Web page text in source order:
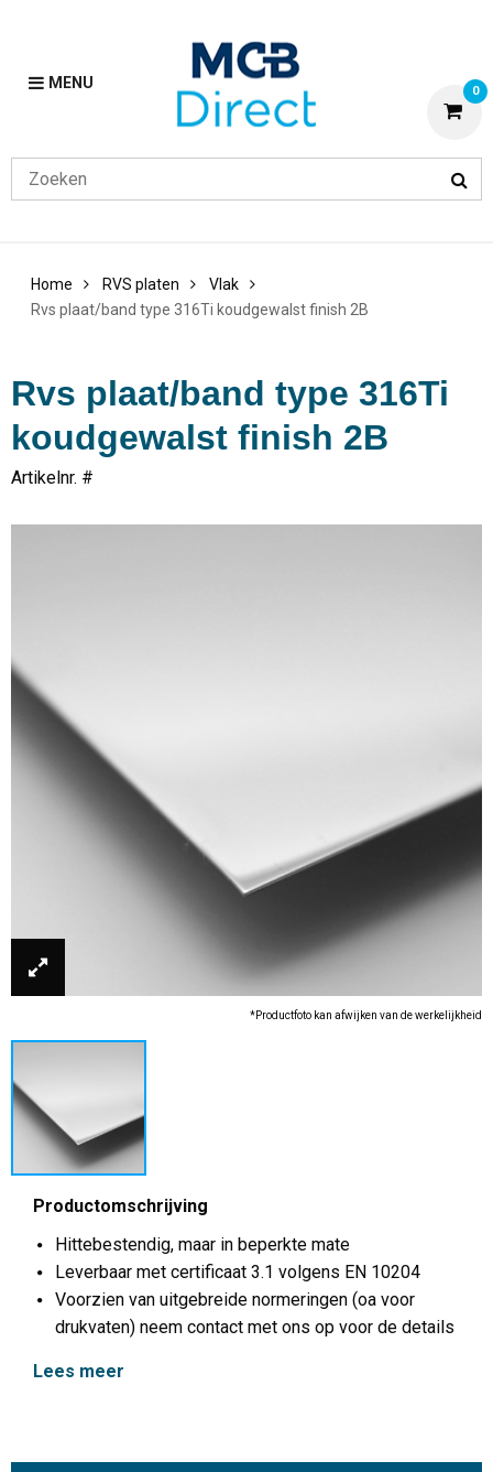
MENU 0
Home RVS platen
Vlak
Rvs plaat/band type 316Ti koudgewalst finish 2B
Rvs plaat/band type 316Ti
koudgewalst finish 2B
Artikelnr. #
*Productfoto kan afwijken van de werkelijkheid
Productomschrijving
Hittebestendig, maar in beperkte mate
Leverbaar met certificaat 3.1 volgens EN 10204
Voorzien van uitgebreide normeringen (oa voor
drukvaten) neem contact met ons op voor de details
Lees meer